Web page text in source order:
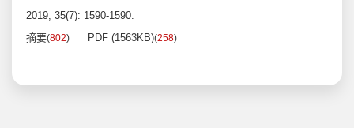
2019, 35(7): 1590-1590.
摘要(802) PDF (1563KB)(258)